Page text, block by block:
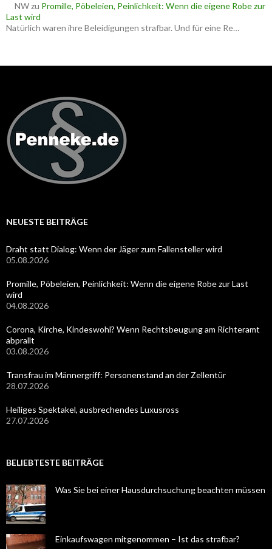
NWzu Promille, Pöbeleien, Peinlichkeit: Wenn die eigene Robe zur
Last wird
Natürlich waren ihre Beleidigungen strafbar. Und für eine Re…
NEUESTE BEITRÄGE
Draht statt Dialog: Wenn der Jäger zum Fallensteller wird
05.08.2026
Promille, Pöbeleien, Peinlichkeit: Wenn die eigene Robe zur Last
wird
04.08.2026
Corona, Kirche, Kindeswohl? Wenn Rechtsbeugung am Richteramt
abprallt
03.08.2026
Transfrau im Männergriff: Personenstand an der Zellentür
28.07.2026
Heiliges Spektakel, ausbrechendes Luxusross
27.07.2026
BELIEBTESTE BEITRÄGE
Was Sie bei einer Hausdurchsuchung beachten müssen
Einkaufswagen mitgenommen – Ist das strafbar?